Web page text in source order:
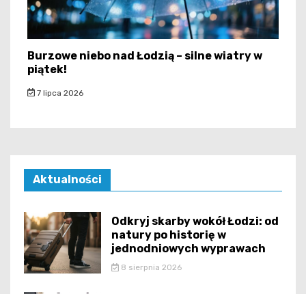
Burzowe niebo nad Łodzią – silne wiatry w
piątek!
7 lipca 2026
Aktualności
Odkryj skarby wokół Łodzi: od
natury po historię w
jednodniowych wyprawach
8 sierpnia 2026